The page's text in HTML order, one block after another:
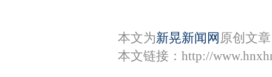
本文为新晃新闻网 原创文
本文链接： http://